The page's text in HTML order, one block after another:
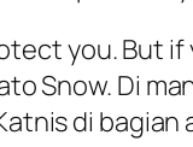
you. But
Snow. Di
di bagian